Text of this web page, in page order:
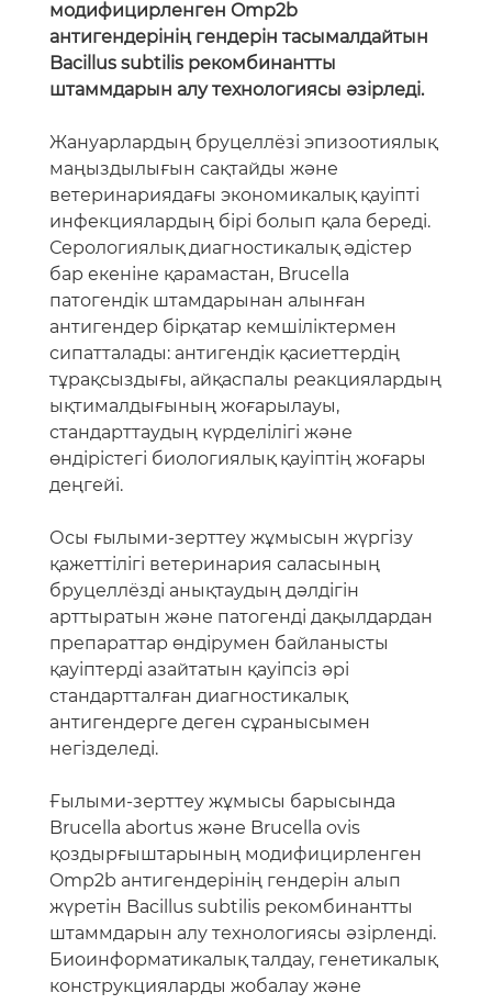
модифицирленген Omp2b
антигендерінің гендерін тасымалдайтын
Bacillus subtilis рекомбинантты
штаммдарын алу технологиясы әзірледі.
Жануарлардың бруцеллёзі эпизоотиялық
маңыздылығын сақтайды және
ветеринариядағы экономикалық қауіпті
инфекциялардың бірі болып қала береді.
Серологиялық диагностикалық әдістер
бар екеніне қарамастан, Brucella
патогендік штамдарынан алынған
антигендер бірқатар кемшіліктермен
сипатталады: антигендік қасиеттердің
тұрақсыздығы, айқаспалы реакциялардың
ықтималдығының жоғарылауы,
стандарттаудың күрделілігі және
өндірістегі биологиялық қауіптің жоғары
деңгейі.
Осы ғылыми-зерттеу жұмысын жүргізу
қажеттілігі ветеринария саласының
бруцеллёзді анықтаудың дәлдігін
арттыратын және патогенді дақылдардан
препараттар өндірумен байланысты
қауіптерді азайтатын қауіпсіз әрі
стандартталған диагностикалық
антигендерге деген сұранысымен
негізделеді.
Ғылыми-зерттеу жұмысы барысында
Brucella abortus және Brucella ovis
қоздырғыштарының модифицирленген
Omp2b антигендерінің гендерін алып
жүретін Bacillus subtilis рекомбинантты
штаммдарын алу технологиясы әзірленді.
Биоинформатикалық талдау, генетикалық
конструкцияларды жобалау және